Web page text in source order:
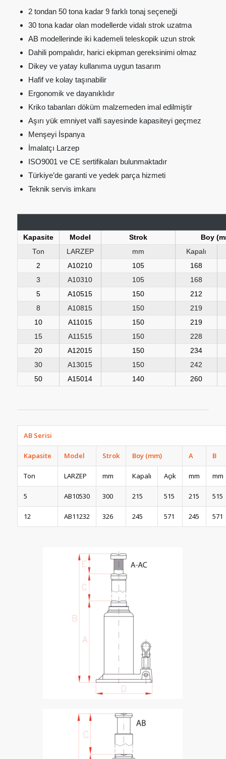
2 tondan 50 tona kadar 9 farklı tonaj seçeneği
30 tona kadar olan modellerde vidalı strok uzatma
AB modellerinde iki kademeli teleskopik uzun strok
Dahili pompalıdır, harici ekipman gereksinimi olmaz
Dikey ve yatay kullanıma uygun tasarım
Hafif ve kolay taşınabilir
Ergonomik ve dayanıklıdır
Kriko tabanları döküm malzemeden imal edilmiştir
Aşırı yük emniyet valfi sayesinde kapasiteyi geçmez
Menşeyi İspanya
İmalatçı Larzep
ISO9001 ve CE sertifikaları bulunmaktadır
Türkiye’de garanti ve yedek parça hizmeti
Teknik servis imkanı
Kapasite Model Strok
Boy
Ton
LARZEP mm
Kapalı
2
A10210 105
168
3
A10310 105
168
5
A10515 150
212
8
A10815 150
219
10
A11015 150
219
15
A11515 150
228
20
A12015 150
234
30
A13015 150
242
50
A15014 140 260
AB Serisi
Kapasite Model Strok Boy (mm) A B
Ton LARZEP mm Kapalı Açık mm mm
5 AB10530 300 215 515 215 515
12 AB11232 326 245 571 245 571